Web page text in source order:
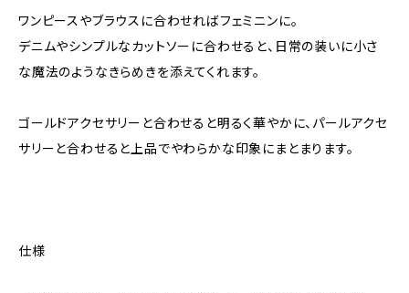
ワンピースやブラウスに合わせればフェミニンに。
デニムやシンプルなカットソーに合わせると、日常の装いに小さ
な魔法のようなきらめきを添えてくれます。
ゴールドアクセサリーと合わせると明るく華やかに、パールアクセ
サリーと合わせると上品でやわらかな印象にまとまります。
仕様